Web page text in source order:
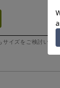
サイズをご検討いた